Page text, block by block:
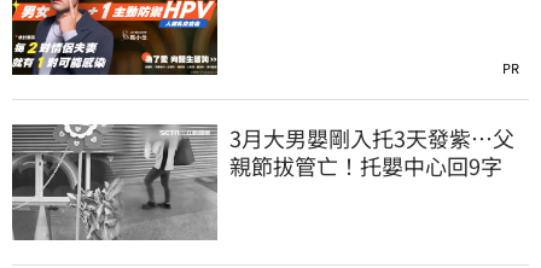
PR
3月大男嬰剛入托3天發紫…父
親節拔管亡！托嬰中心回9字